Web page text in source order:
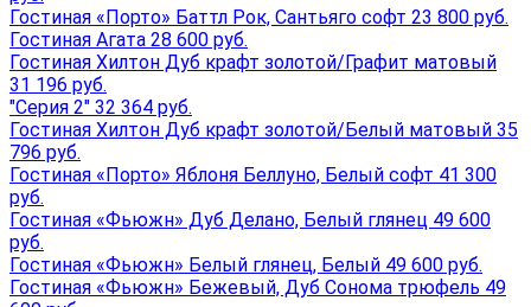
Гостиная «Порто» Баттл Рок, Сантьяго софт 23 800 руб.
Гостиная Агата 28 600 руб.
Гостиная Хилтон Дуб крафт золотой/Графит матовый
31 196 руб.
"Серия 2" 32 364 руб.
Гостиная Хилтон Дуб крафт золотой/Белый матовый 35
796 руб.
Гостиная «Порто» Яблоня Беллуно, Белый софт 41 300
руб.
Гостиная «Фьюжн» Дуб Делано, Белый глянец 49 600
руб.
Гостиная «Фьюжн» Белый глянец, Белый 49 600 руб.
Гостиная «Фьюжн» Бежевый, Дуб Сонома трюфель 49